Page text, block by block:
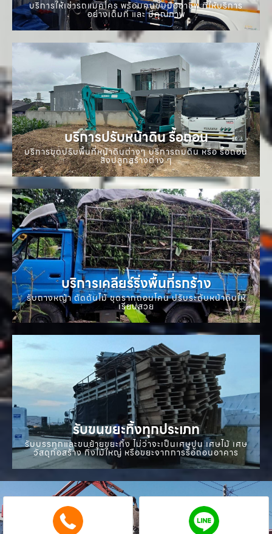
บริการให้เช่ารถแมคโคร พร้อมคนขับมืออาชีพ ที่ให้บริการ
อย่างเต็มที่ และ มีคุณภาพ
บริการปรับหน้าดิน รื้อถอน
บริการขุดปรับพื้นที่หน้าดินต่างๆ บริการถมดิน หรือ รื้อถอน
สิ่งปลูกสร้างต่าง ๆ
บริการเคลียร์ริ่งพื้นที่รกร้าง
รับถางหญ้า ตัดต้นไม้ ขุดรากถอนโคน ปรับระดับหน้าดินให้
เรียบสวย
รับขนขยะทิ้งทุกประเภท
รับบรรทุกและขนย้ายขยะทิ้ง ไม่ว่าจะเป็นเศษปูน เศษไม้ เศษ
วัสดุก่อสร้าง กิ่งไม้ใหญ่ หรือขยะจากการรื้อถอนอาคาร